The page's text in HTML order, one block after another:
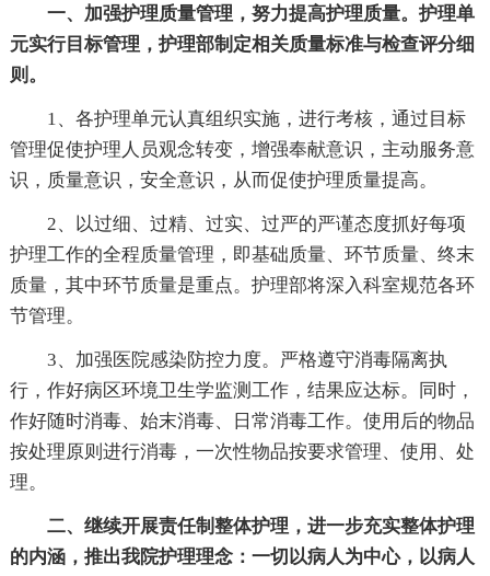
一、加强护理质量管理，努力提高护理质量。护理单
元实行目标管理，护理部制定相关质量标准与检查评分细
则。
1、各护理单元认真组织实施，进行考核，通过目标
管理促使护理人员观念转变，增强奉献意识，主动服务意
识，质量意识，安全意识，从而促使护理质量提高。
2、以过细、过精、过实、过严的严谨态度抓好每项
护理工作的全程质量管理，即基础质量、环节质量、终末
质量，其中环节质量是重点。护理部将深入科室规范各环
节管理。
3、加强医院感染防控力度。严格遵守消毒隔离执
行，作好病区环境卫生学监测工作，结果应达标。同时，
作好随时消毒、始末消毒、日常消毒工作。使用后的物品
按处理原则进行消毒，一次性物品按要求管理、使用、处
理。
二、继续开展责任制整体护理，进一步充实整体护理
的内涵，推出我院护理理念：一切以病人为中心，以病人